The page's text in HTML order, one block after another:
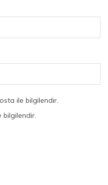
ile bilgilendir.
bilgilendir.